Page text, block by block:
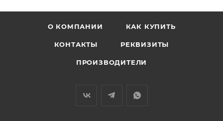
О КОМПАНИИ КАК КУПИТЬ
КОНТАКТЫ РЕКВИЗИТЫ
ПРОИЗВОДИТЕЛИ